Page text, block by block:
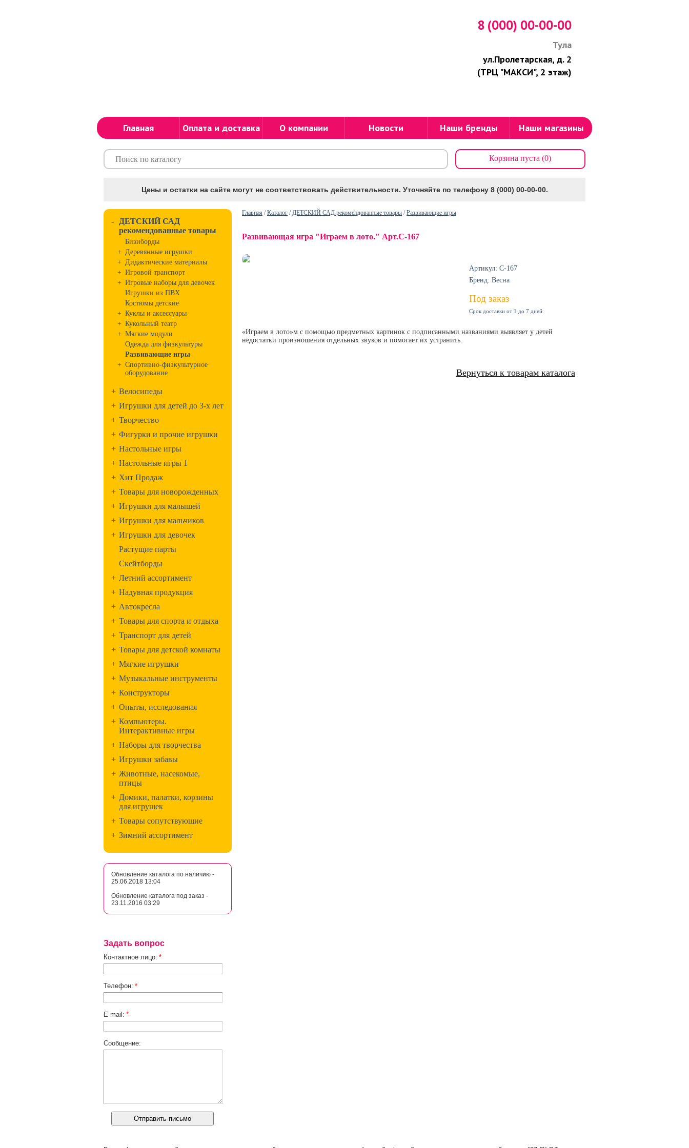
8 (000) 00-00-00
Тула
ул.Пролетарская, д. 2
(ТРЦ "МАКСИ", 2 этаж)
Главная Оплата и доставка О компании Новости Наши бренды Наши магазины
Корзина пуста (0)
Цены и остатки на сайте могут не соответствовать действительности. Уточняйте по телефону 8 (000) 00-00-00.
-
ДЕТСКИЙ САД
рекомендованные товары
Бизиборды
+ Деревянные игрушки
+ Дидактические материалы
+ Игровой транспорт
+ Игровые наборы для девочек
Игрушки из ПВХ
Костюмы детские
+ Куклы и аксессуары
+ Кукольный театр
+ Мягкие модули
Одежда для физкультуры
Развивающие игры
+ Спортивно-физкультурное
оборудование
+ Велосипеды
+ Игрушки для детей до 3-х лет
+ Творчество
+ Фигурки и прочие игрушки
+ Настольные игры
+ Настольные игры 1
+ Хит Продаж
+ Товары для новорожденных
+ Игрушки для малышей
+ Игрушки для мальчиков
+ Игрушки для девочек
Растущие парты
Скейтборды
+ Летний ассортимент
+ Надувная продукция
+ Автокресла
+ Товары для спорта и отдыха
+ Транспорт для детей
+ Товары для детской комнаты
+ Мягкие игрушки
+ Музыкальные инструменты
+ Конструкторы
+ Опыты, исследования
+ Компьютеры.
Интерактивные игры
+ Наборы для творчества
+ Игрушки забавы
+ Животные, насекомые,
птицы
+ Домики, палатки, корзины
для игрушек
+ Товары сопутствующие
+ Зимний ассортимент
Обновление каталога по наличию -
25.06.2018 13:04
Обновление каталога под заказ -
23.11.2016 03:29
Задать вопрос
Контактное лицо: *
Телефон: *
E-mail: *
Сообщение:
Главная /Каталог /ДЕТСКИЙ САД рекомендованные товары /Развивающие игры
Развивающая игра "Играем в лото." Арт.С-167
Артикул: С-167
Бренд: Весна
Под заказ
Срок доставки от 1 до 7 дней
«Играем в лото»м с помощью предметных картинок с подписанными названиями выявляет у детей
недостатки произношения отдельных звуков и помогает их устранить.
Вернуться к товарам каталога